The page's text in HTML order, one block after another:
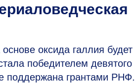
оксида галлия будет
победителем девятого
поддержана грантами РНФ.